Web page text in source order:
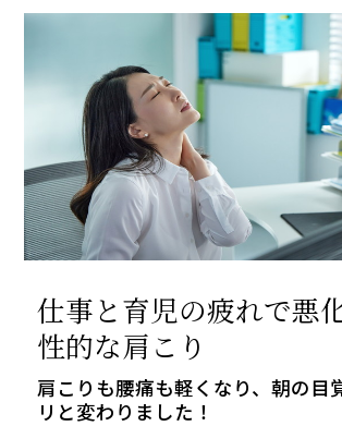
仕事と育児の疲れで悪
性的な肩こり
肩こりも腰痛も軽くなり、朝の目
リと変わりました！